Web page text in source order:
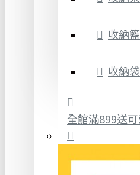
收納
收納
全館滿899送